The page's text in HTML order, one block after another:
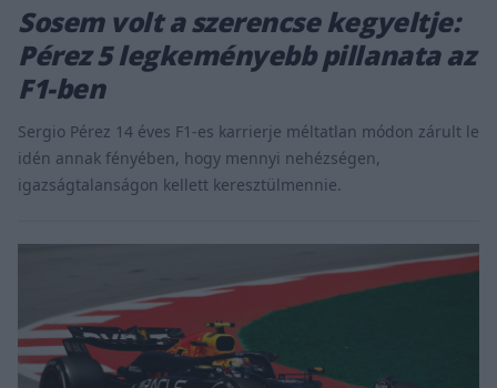
Sosem volt a szerencse kegyeltje:
Pérez 5 legkeményebb pillanata az
F1-ben
Sergio Pérez 14 éves F1-es karrierje méltatlan módon zárult le
idén annak fényében, hogy mennyi nehézségen,
igazságtalanságon kellett keresztülmennie.